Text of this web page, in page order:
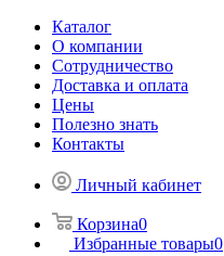
Каталог
О компании
Сотрудничество
Доставка и оплата
Цены
Полезно знать
Контакты
Личный кабинет
Корзина0
Избранные товары0